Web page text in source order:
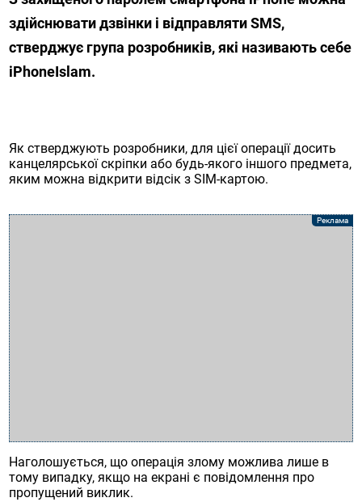
здійснювати дзвінки і відправляти SMS,
стверджує група розробників, які називають себе
iPhoneIslam.
Як стверджують розробники, для цієї операції досить
канцелярської скріпки або будь-якого іншого предмета,
яким можна відкрити відсік з SIM-картою.
Наголошується, що операція злому можлива лише в
тому випадку, якщо на екрані є повідомлення про
пропущений виклик.